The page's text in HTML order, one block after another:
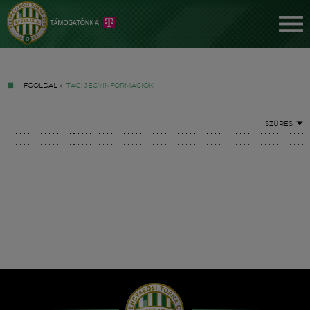
FŐOLDAL » TAG: JEGYINFORMÁCIÓK
SZŰRÉS
Hírek